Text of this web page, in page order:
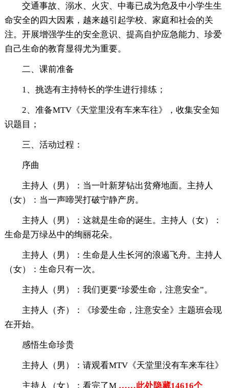
交通事故、溺水、火灾、中毒已成为危及中小学生生
命安全的四大因素，越来越引起学校、家庭和社会的关
注。开展增强学生的安全意识、提高自护应急能力、珍爱
自己生命的教育显得尤为重要。
二、课前准备
1、挑选有主持特长的学生进行排练；
2、准备MTV《天堂里没有车来车往》，收集安全知
识题目；
三、活动过程：
序曲
主持人（男）：当一叶新芽钻出贫瘠地面。主持人
（女）：当一声啼哭打破宁静产房。
主持人（男）：这就是生命的诞生。主持人（女）：
生命是万绿丛中的绚丽花朵。
主持人（男）：生命是人生长河的浪遏飞舟。主持人
（女）：生命只有一次。
主持人（男）：我们更要“珍爱生命，注意安全”。
主持人（齐）：《珍爱生命，注意安全》主题班会现
在开始。
感悟生命珍贵
主持人（男）：请观看MTV《天堂里没有车来车往》
主持人（女）：看完了M ……此处隐藏14616个